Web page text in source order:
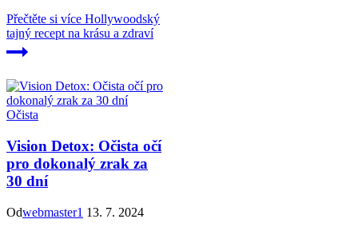
Přečtěte si více Hollywoodský
tajný recept na krásu a zdraví
Očista
Vision Detox: Očista očí
pro dokonalý zrak za
30 dní
Odwebmaster1 13. 7. 2024